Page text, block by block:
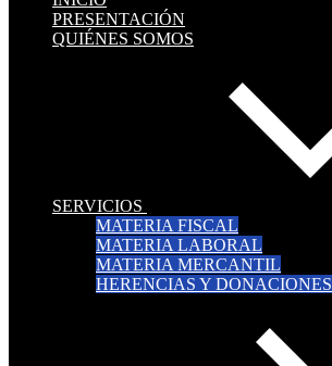
PRESENTACIÓN
QUIÉNES SOMOS
SERVICIOS
MATERIA FISCAL
MATERIA LABORAL
MATERIA MERCANTIL
HERENCIAS Y DONACIONES